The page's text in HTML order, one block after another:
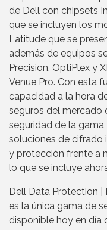
de Dell con chipsets
que se incluyen los
Latitude que se
además de equipos
Precision, OptiPlex y
Venue Pro. Con esta
capacidad a la hora
seguros del mercado
seguridad de la
soluciones de cifrado
y protección frente a
lo que se incluye
Dell Data Protection |
es la única gama de
disponible hoy en día